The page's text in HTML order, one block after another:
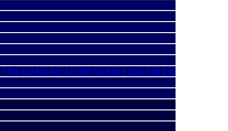
I IRL Kef Kos Kre Les Mal NL Rho S SLO Sam Zyp